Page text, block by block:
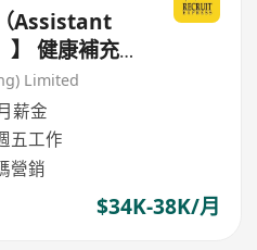
Assistant
健康補充品
Limited
薪金
五工作
營銷
$34K-38K/月